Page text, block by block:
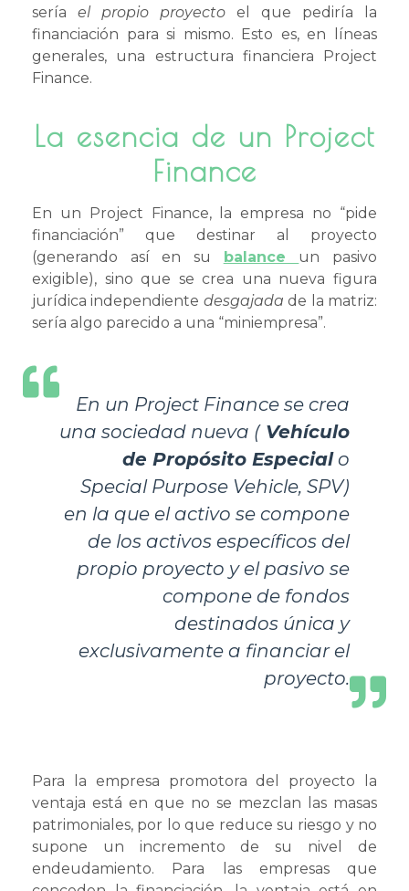
sería el propio proyecto el que pediría la
financiación para si mismo. Esto es, en líneas
generales, una estructura financiera Project
Finance.
La esencia de un Project
Finance
En un Project Finance, la empresa no “pide
financiación” que destinar al proyecto
(generando así en su balance un pasivo
exigible), sino que se crea una nueva figura
jurídica independiente desgajada de la matriz:
sería algo parecido a una “miniempresa”.
En un Project Finance se crea
una sociedad nueva (Vehículo
de Propósito Especialo
Special Purpose Vehicle, SPV)
en la que el activo se compone
de los activos específicos del
propio proyecto y el pasivo se
compone de fondos
destinados única y
exclusivamente a financiar el
proyecto.
Para la empresa promotora del proyecto la
ventaja está en que no se mezclan las masas
patrimoniales, por lo que reduce su riesgo y no
supone un incremento de su nivel de
endeudamiento. Para las empresas que